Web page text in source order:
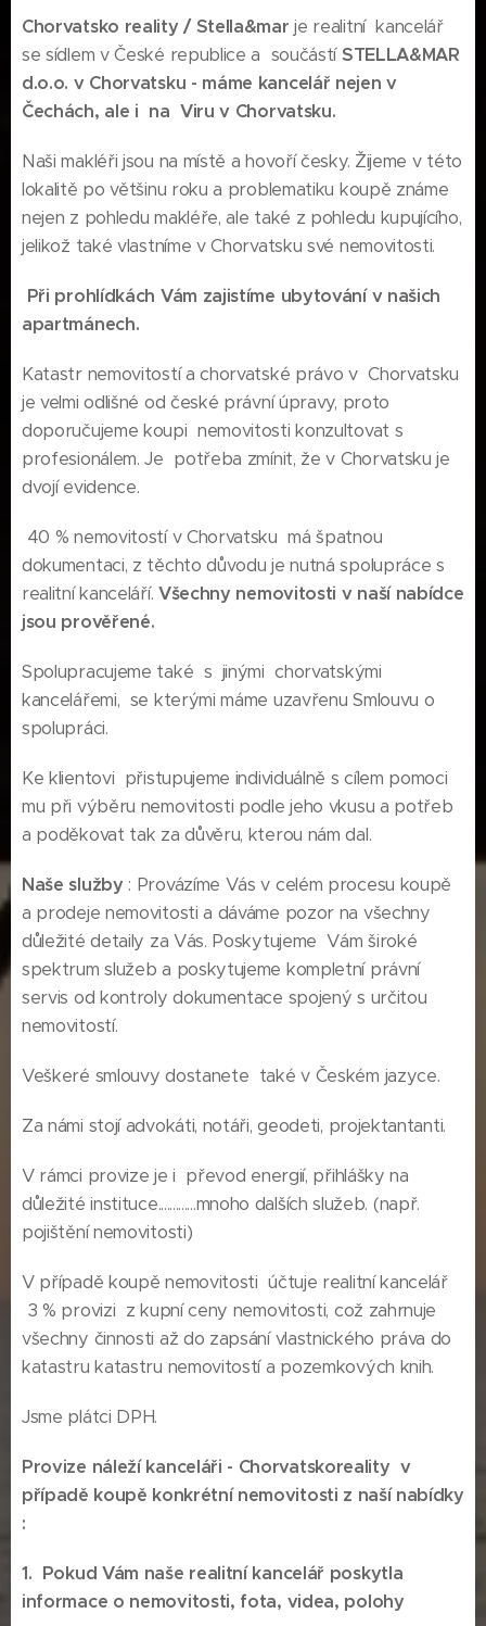
Chorvatsko reality / Stella&mar je realitní kancelář
se sídlem v České republice a součástí STELLA&MAR
d.o.o. v Chorvatsku - máme kancelář nejen v
Čechách, ale i na Viru v Chorvatsku.
Naši makléři jsou na místě a hovoří česky. Žijeme v této
lokalitě po většinu roku a problematiku koupě známe
nejen z pohledu makléře, ale také z pohledu kupujícího,
jelikož také vlastníme v Chorvatsku své nemovitosti.
Při prohlídkách Vám zajistíme ubytování v našich
apartmánech.
Katastr nemovitostí a chorvatské právo v Chorvatsku
je velmi odlišné od české právní úpravy, proto
doporučujeme koupi nemovitosti konzultovat s
profesionálem. Je potřeba zmínit, že v Chorvatsku je
dvojí evidence.
40 % nemovitostí v Chorvatsku má špatnou
dokumentaci, z těchto důvodu je nutná spolupráce s
realitní kanceláří. Všechny nemovitosti v naší nabídce
jsou prověřené.
Spolupracujeme také s jinými chorvatskými
kancelářemi, se kterými máme uzavřenu Smlouvu o
spolupráci.
Ke klientovi přistupujeme individuálně s cílem pomoci
mu při výběru nemovitosti podle jeho vkusu a potřeb
a poděkovat tak za důvěru, kterou nám dal.
Naše služby : Provázíme Vás v celém procesu koupě
a prodeje nemovitosti a dáváme pozor na všechny
důležité detaily za Vás. Poskytujeme Vám široké
spektrum služeb a poskytujeme kompletní právní
servis od kontroly dokumentace spojený s určitou
nemovitostí.
Veškeré smlouvy dostanete také v Českém jazyce.
Za námi stojí advokáti, notáři, geodeti, projektantanti.
V rámci provize je i převod energií, přihlášky na
důležité instituce.............mnoho dalších služeb. (např.
pojištění nemovitosti)
V případě koupě nemovitosti účtuje realitní kancelář
3 % provizi z kupní ceny nemovitosti, což zahrnuje
všechny činnosti až do zapsání vlastnického práva do
katastru katastru nemovitostí a pozemkových knih.
Jsme plátci DPH.
Provize náleží kanceláři - Chorvatskoreality v
případě koupě konkrétní nemovitosti z naší nabídky
:
1. Pokud Vám naše realitní kancelář poskytla
informace o nemovitosti, fota, videa, polohy